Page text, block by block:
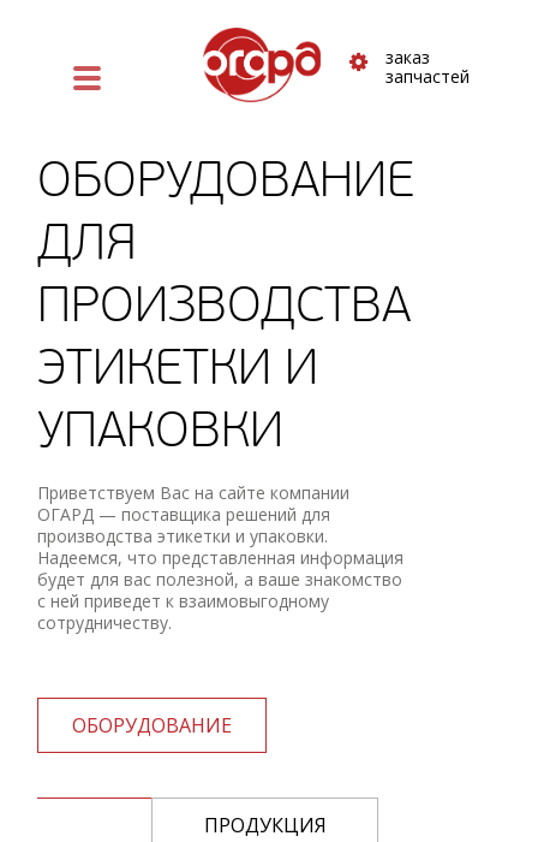
заказ
запчастей
ОБОРУДОВАНИЕ
ДЛЯ
ПРОИЗВОДСТВА
ЭТИКЕТКИ И
УПАКОВКИ
Приветствуем Вас на сайте компании
ОГАРД — поставщика ⁠решений для
производства этикетки и упаковки.
Надеемся, что представленная информация
будет для вас полезной, а ваше знакомство
с ней приведет к взаимовыгодному
сотрудничеству.
ОБОРУДОВАНИЕ
ПРОДУКЦИЯ